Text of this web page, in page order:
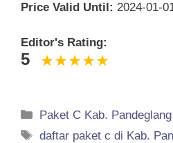
Price Valid Until: 2024-01-
Editor's Rating:
5
Categories
Paket C Kab. Pandeglang
Tags
daftar paket c di Kab.